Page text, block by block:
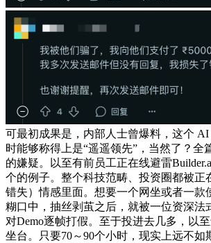
可最初成果是，内部人士曾爆料，这个
时能够称得上是“遥遥领先”，当然了？全
的嫌疑。以至有前员工正在线避雷
个的例子。整个科技范畴、投资圈都被正
错失）情感里面。想要一个网坐或者一款
糊口中，抽丝剥茧之后，就被一位资深法
对Demo逐帧打假。至于投进去几多，以
坐台。只要70～90个小时，现实上远不如